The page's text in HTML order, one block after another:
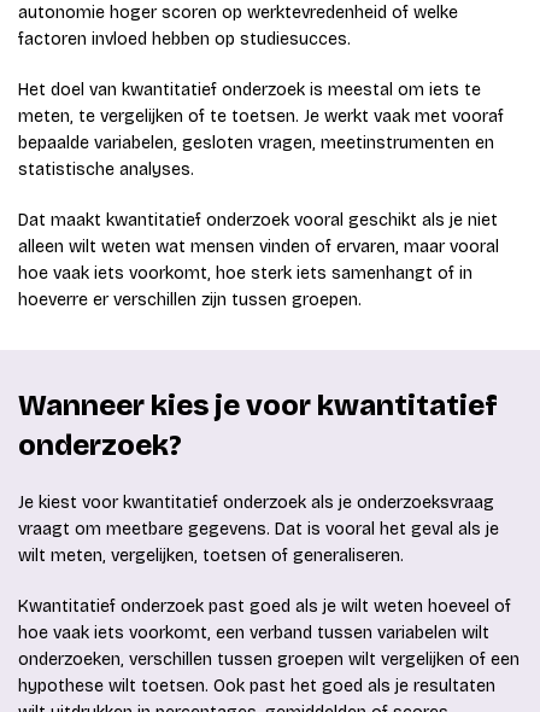
autonomie hoger scoren op werktevredenheid of welke
factoren invloed hebben op studiesucces.
Het doel van kwantitatief onderzoek is meestal om iets te
meten, te vergelijken of te toetsen. Je werkt vaak met vooraf
bepaalde variabelen, gesloten vragen, meetinstrumenten en
statistische analyses.
Dat maakt kwantitatief onderzoek vooral geschikt als je niet
alleen wilt weten wat mensen vinden of ervaren, maar vooral
hoe vaak iets voorkomt, hoe sterk iets samenhangt of in
hoeverre er verschillen zijn tussen groepen.
Wanneer kies je voor kwantitatief
onderzoek?
Je kiest voor kwantitatief onderzoek als je onderzoeksvraag
vraagt om meetbare gegevens. Dat is vooral het geval als je
wilt meten, vergelijken, toetsen of generaliseren.
Kwantitatief onderzoek past goed als je wilt weten hoeveel of
hoe vaak iets voorkomt, een verband tussen variabelen wilt
onderzoeken, verschillen tussen groepen wilt vergelijken of een
hypothese wilt toetsen. Ook past het goed als je resultaten